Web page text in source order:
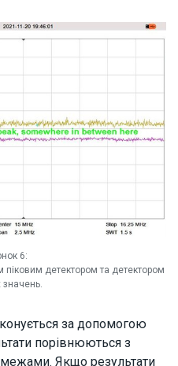
6:
піковим детектором та детектором
значень.
за допомогою
порівнюються з
Якщо результати